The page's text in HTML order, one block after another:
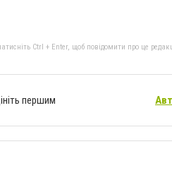
Ctrl + Enter, щоб повідомити про це
першим